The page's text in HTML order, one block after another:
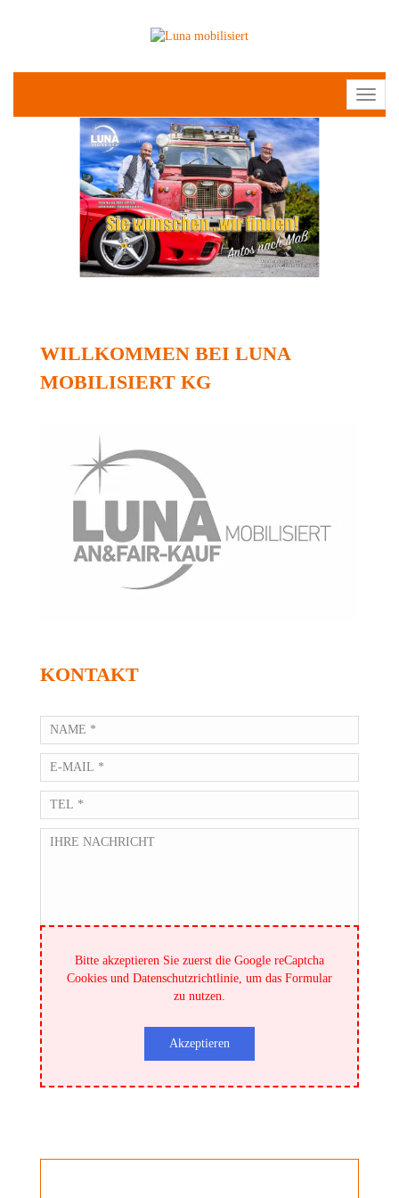
Toggle
WILLKOMMEN BEI LUNA
MOBILISIERT KG
KONTAKT
YOUR
NAME
EMAIL
TEL
Datenschutzbestimmungen
stimme der Nutzung meiner Daten zu!
Bitte akzeptieren Sie zuerst die Google reCaptcha
Cookies und Datenschutzrichtlinie, um das Formular
zu nutzen.
Akzeptieren